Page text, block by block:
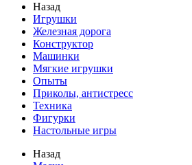
Назад
Игрушки
Железная дорога
Конструктор
Машинки
Мягкие игрушки
Опыты
Приколы, антистресс
Техника
Фигурки
Настольные игры
Назад